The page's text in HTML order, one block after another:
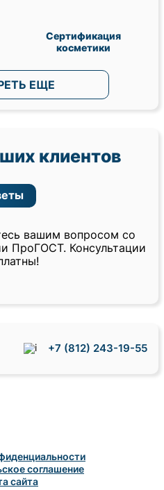
Сертификация
косметики
ЕЩЕ
клиентов
вашим вопросом со
ПроГОСТ. Консультации
+7 (812) 243-19-55
соглашение
сайта